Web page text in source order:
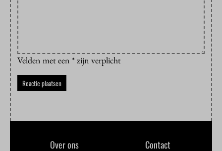
Velden met een * zijn verplicht
Over ons Contact